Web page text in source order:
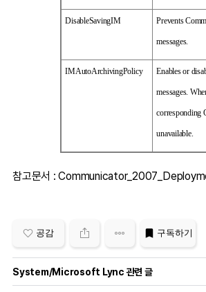
DisableSavingIM Prevents
messages.
IMAutoArchivingPolicy Enables or
messages.
corresponding
unavailable.
참고문서 :
공감 구독하기
System/Microsoft Lync 관련 글